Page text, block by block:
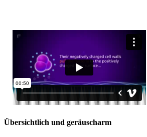
Übersichtlich und geräuscharm